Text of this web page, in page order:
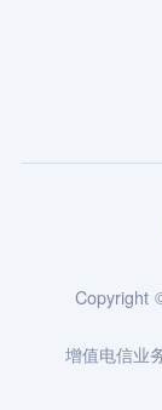
Copyright
增值电信业